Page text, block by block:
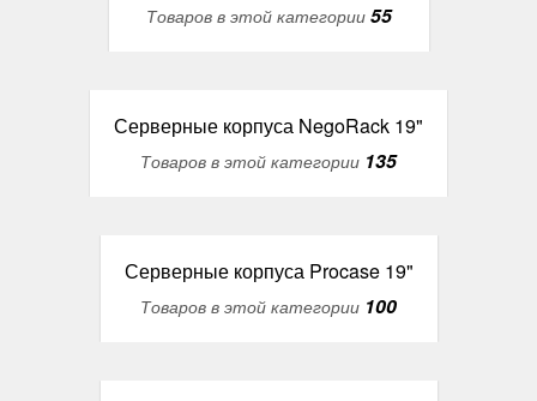
Товаров в этой категории 55
Серверные корпуса NegoRack 19"
Товаров в этой категории 135
Серверные корпуса Procase 19"
Товаров в этой категории 100